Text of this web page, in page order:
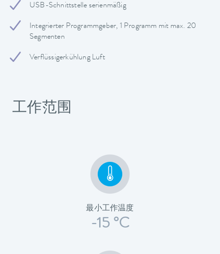
USB-Schnittstelle serienmäßig
Integrierter Programmgeber, 1 Programm mit max. 20
Segmenten
Verflüssigerkühlung Luft
工作范围
最小工作温度
-15 °C